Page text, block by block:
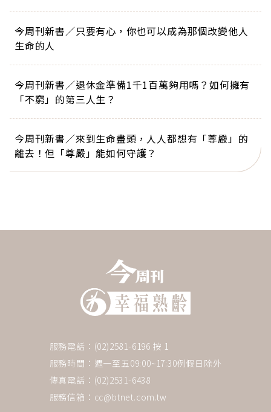
今周刊新書／只要有心，你也可以成為那個改變他人
生命的人
今周刊新書／退休金準備1千1百萬夠用嗎？如何擁有
「不窮」的第三人生？
今周刊新書／來到生命盡頭，人人都想有「尊嚴」的
離去！但「尊嚴」能如何守護？
服務電話：(02)2581-6196 按 1
服務時間：週一至五09:00~17:30例假日除外
傳真電話：(02)2531-6438
服務信箱： cc@btnet.com.tw